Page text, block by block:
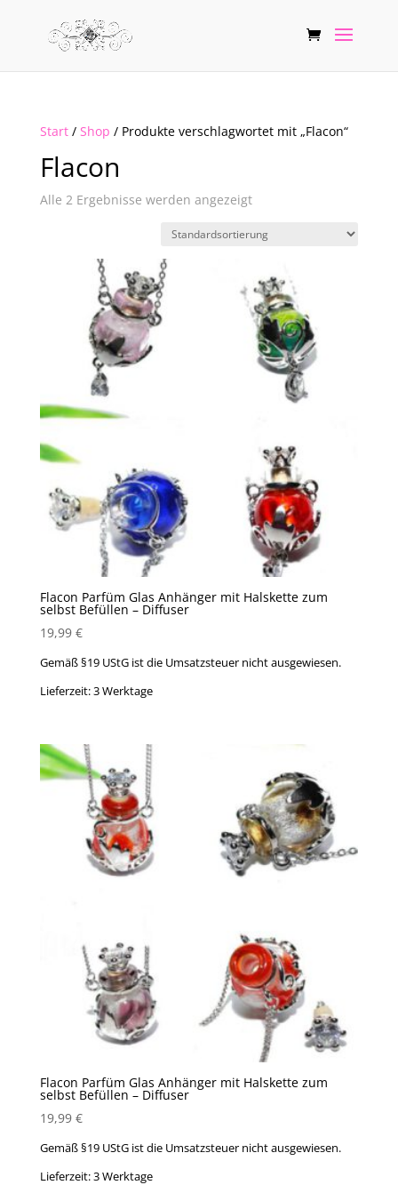
Start/ Shop / Produkte verschlagwortet mit „Flacon“
Flacon
Alle 2 Ergebnisse werden angezeigt
Flacon Parfüm Glas Anhänger mit Halskette zum
selbst Befüllen – Diffuser
19,99 €
Gemäß §19 UStG ist die Umsatzsteuer nicht ausgewiesen.
Lieferzeit:3 Werktage
Flacon Parfüm Glas Anhänger mit Halskette zum
selbst Befüllen – Diffuser
19,99 €
Gemäß §19 UStG ist die Umsatzsteuer nicht ausgewiesen.
Lieferzeit:3 Werktage